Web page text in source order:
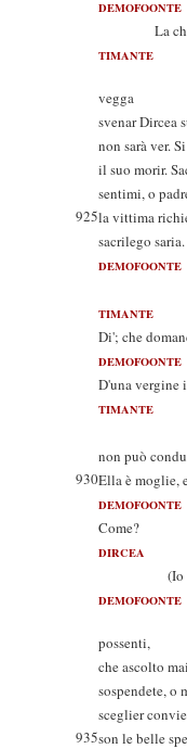
DEMOFOONTE
La
TIMANTE
Ma
vegga
svenar Dircea
non sarà ver.
il suo morir.
sentimi, o
925la vittima
sacrilego saria.
DEMOFOONTE
Per
TIMANTE
Di'; che
DEMOFOONTE
D'una vergine
TIMANTE
E
non può
930Ella è moglie,
DEMOFOONTE
Come?
DIRCEA
(Io
DEMOFOONTE
possenti,
che ascolto
sospendete, o
sceglier
935son le belle